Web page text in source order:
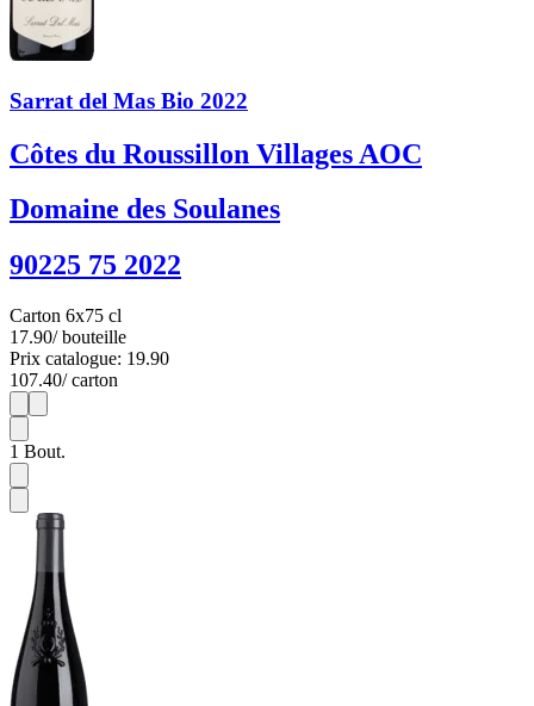
Sarrat del Mas Bio 2022
Côtes du Roussillon Villages AOC
Domaine des Soulanes
90225 75 2022
Carton 6x75 cl
17.90/ bouteille
Prix catalogue: 19.90
107.40/ carton
1
1 Bout.